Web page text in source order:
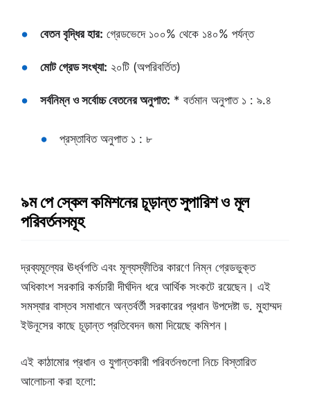
বেতন বৃদ্ধির হার: গ্রেডভেদে ১০০% থেকে ১৪০% পর্যন্ত
মোট গ্রেড সংখ্যা: ২০টি (অপরিবর্তিত)
সর্বনিম্ন ও সর্বোচ্চ বেতনের অনুপাত: * বর্তমান অনুপাত ১ : ৯.৪
প্রস্তাবিত অনুপাত ১ : ৮
৯ম পে স্কেল কমিশনের চূড়ান্ত সুপারিশ ও মূল
পরিবর্তনসমূহ
দ্রব্যমূল্যের ঊর্ধ্বগতি এবং মূল্যস্ফীতির কারণে নিম্ন গ্রেডভুক্ত
অধিকাংশ সরকারি কর্মচারী দীর্ঘদিন ধরে আর্থিক সংকটে রয়েছেন। এই
সমস্যার বাস্তব সমাধানে অন্তর্বর্তী সরকারের প্রধান উপদেষ্টা ড. মুহাম্মদ
ইউনূসের কাছে চূড়ান্ত প্রতিবেদন জমা দিয়েছে কমিশন।
এই কাঠামোর প্রধান ও যুগান্তকারী পরিবর্তনগুলো নিচে বিস্তারিত
আলোচনা করা হলো: